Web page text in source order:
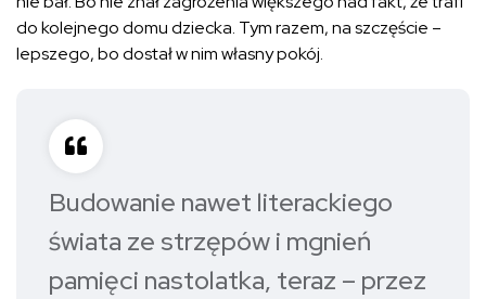
do kolejnego domu dziecka. Tym razem, na szczęście –
lepszego, bo dostał w nim własny pokój.
Budowanie nawet literackiego
świata ze strzępów i mgnień
pamięci nastolatka, teraz – przez